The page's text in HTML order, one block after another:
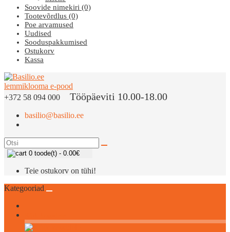
Soovide nimekiri (0)
Tootevõrdlus (0)
Poe arvamused
Uudised
Sooduspakkumised
Ostukorv
Kassa
+372 58 094 000 Tööpäeviti 10.00-18.00
basilio@basilio.ee
0 toode(t) - 0.00€
Teie ostukorv on tühi!
Kategooriad